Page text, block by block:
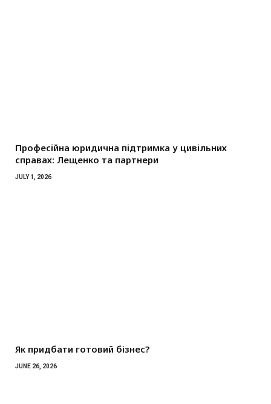
Професійна юридична підтримка у цивільних
справах: Лещенко та партнери
JULY 1, 2026
Як придбати готовий бізнес?
JUNE 26, 2026